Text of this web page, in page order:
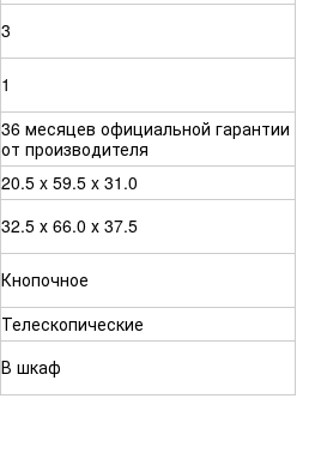
3
1
36 месяцев официальной гарантии
от производителя
20.5 x 59.5 x 31.0
32.5 х 66.0 х 37.5
Кнопочное
Телескопические
В шкаф